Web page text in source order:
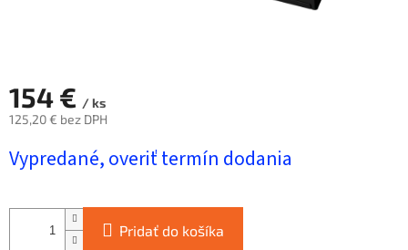
154 € / ks
125,20 € bez DPH
cena:
Vypredané, overiť termín dodania
Pridať do košíka